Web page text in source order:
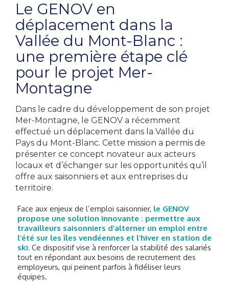
Le GENOV en
déplacement dans la
Vallée du Mont-Blanc :
une première étape clé
pour le projet Mer-
Montagne
Dans le cadre du développement de son projet
Mer-Montagne, le GENOV a récemment
effectué un déplacement dans la Vallée du
Pays du Mont-Blanc. Cette mission a permis de
présenter ce concept novateur aux acteurs
locaux et d’échanger sur les opportunités qu’il
offre aux saisonniers et aux entreprises du
territoire.
Face aux enjeux de l’emploi saisonnier, le GENOV
propose une solution innovante : permettre aux
travailleurs saisonniers d’alterner un emploi entre
l’été sur les îles vendéennes et l’hiver en station de
ski.Ce dispositif vise à renforcer la stabilité des salariés
tout en répondant aux besoins de recrutement des
employeurs, qui peinent parfois à fidéliser leurs
équipes.